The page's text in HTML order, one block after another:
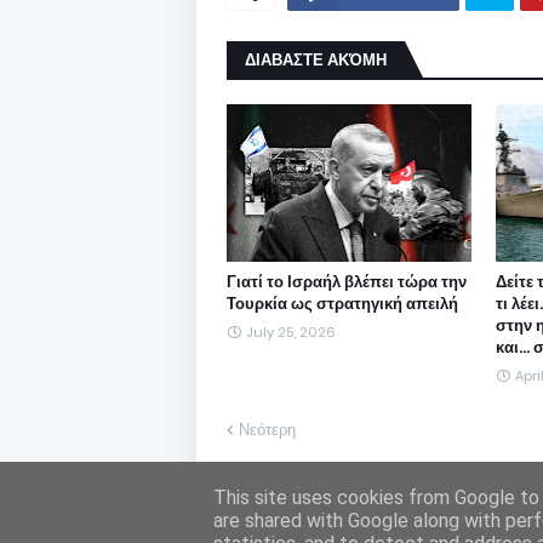
ΔΙΑΒΑΣΤΕ ΑΚΌΜΗ
Γιατί το Ισραήλ βλέπει τώρα την
Τουρκία ως στρατηγική απειλή
July 25, 2026
Δείτε
τι
στην
και...
Νεότερη
Η Freepen.gr ουδεμία ευθύνη εκ του νόμου
υιοθετεί. Σε περίπτωση που θεωρείτε πως
This site uses cookies from Google
are shared with Google along with